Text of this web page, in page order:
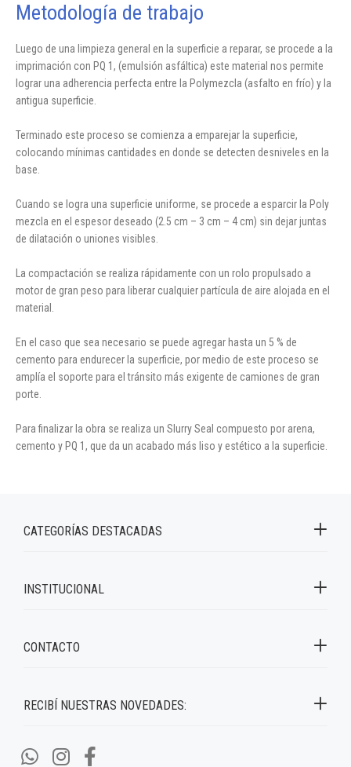
Metodología de trabajo
Luego de una limpieza general en la superficie a reparar, se procede a la
imprimación con PQ 1, (emulsión asfáltica) este material nos permite
lograr una adherencia perfecta entre la Polymezcla (asfalto en frío) y la
antigua superficie.
Terminado este proceso se comienza a emparejar la superficie,
colocando mínimas cantidades en donde se detecten desniveles en la
base.
Cuando se logra una superficie uniforme, se procede a esparcir la Poly
mezcla en el espesor deseado (2.5 cm – 3 cm – 4 cm) sin dejar juntas
de dilatación o uniones visibles.
La compactación se realiza rápidamente con un rolo propulsado a
motor de gran peso para liberar cualquier partícula de aire alojada en el
material.
En el caso que sea necesario se puede agregar hasta un 5 % de
cemento para endurecer la superficie, por medio de este proceso se
amplía el soporte para el tránsito más exigente de camiones de gran
porte.
Para finalizar la obra se realiza un Slurry Seal compuesto por arena,
cemento y PQ 1, que da un acabado más liso y estético a la superficie.
RECIBÍ NUESTRAS NOVEDADES:
CATEGORÍAS DESTACADAS
INSTITUCIONAL
CONTACTO